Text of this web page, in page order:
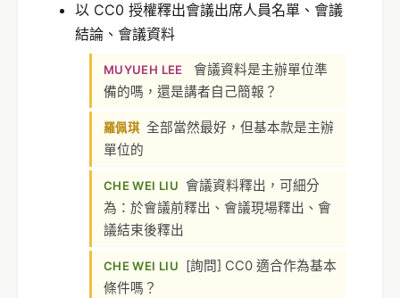
以 CC0 授權釋出會議出席人員名單、會議
結論、會議資料
MUYUEH LEE
會議資料是主辦單位準
備的嗎，還是講者自己簡報？
羅佩琪 全部當然最好，但基本款是主辦
單位的
CHE WEI LIU 會議資料釋出，可細分
為：於會議前釋出、會議現場釋出、會
議結束後釋出
CHE WEI LIU
[詢問] CC0 適合作為基本
條件嗎？